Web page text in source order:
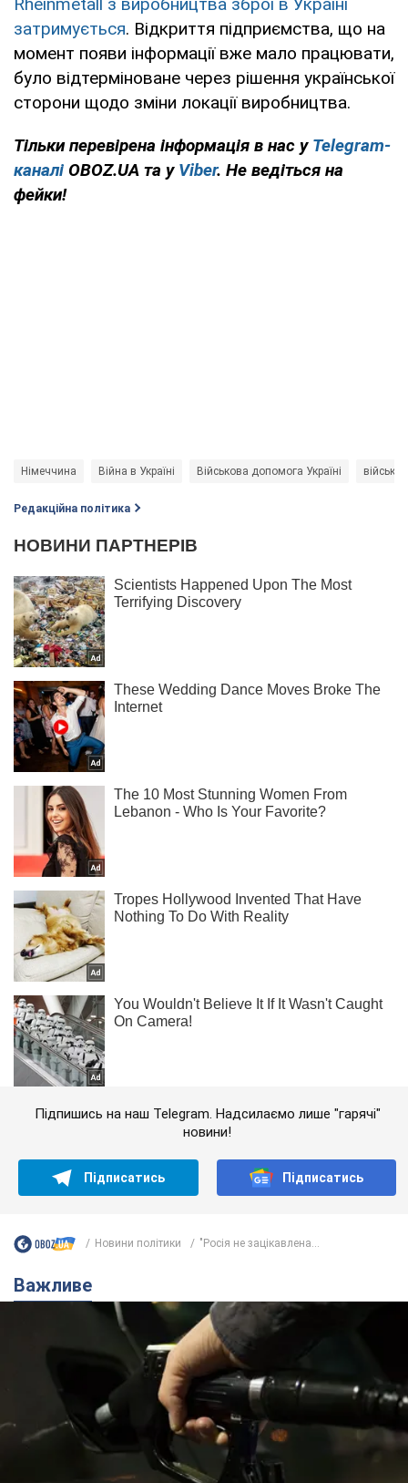
затримується. Відкриття підприємства, що на
момент появи інформації вже мало працювати,
було відтерміноване через рішення української
сторони щодо зміни локації виробництва.
Тільки перевірена інформація в нас у Telegram-
каналі OBOZ.UA та у Viber. Не ведіться на
фейки!
Німеччина Війна в Україні Військова допомога Україні
Редакційна політика
Підпишись на наш Telegram. Надсилаємо лише "гарячі"
новини!
Підписатись Підписатись
Новини політики "Росія не зацікавлена...
Важливе